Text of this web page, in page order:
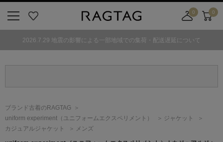
気
0
舗
カ
0
2026.7.29 地震の影響による一部地域での集荷・配送遅延について
ブランド古着のRAGTAG
uniform experiment （ユニフォームエクスペリメント）
ジャケット
カジュアルジャケット
メンズ